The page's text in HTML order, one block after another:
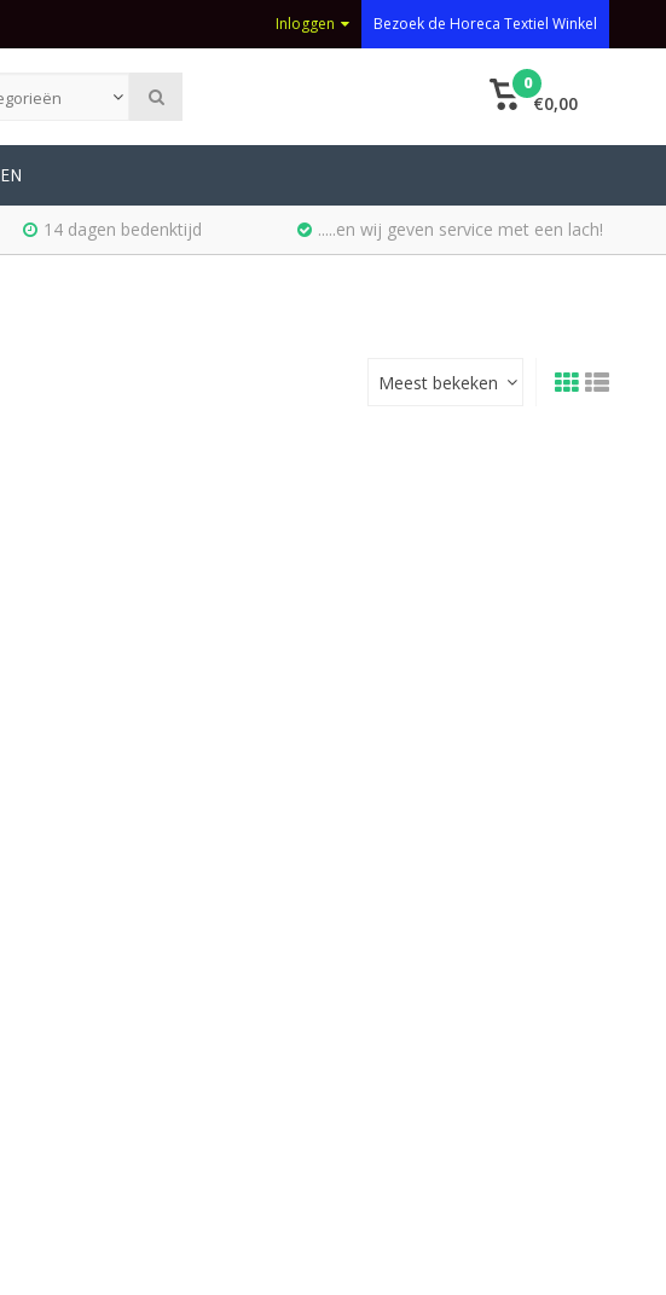
Inloggen Bezoek de Horeca Textiel Winkel
0
€0,00
14 dagen bedenktijd .....en wij geven service met een lach!
Meest bekeken